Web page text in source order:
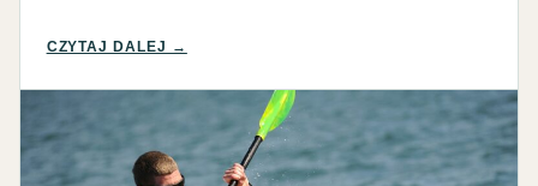
CZYTAJ DALEJ →